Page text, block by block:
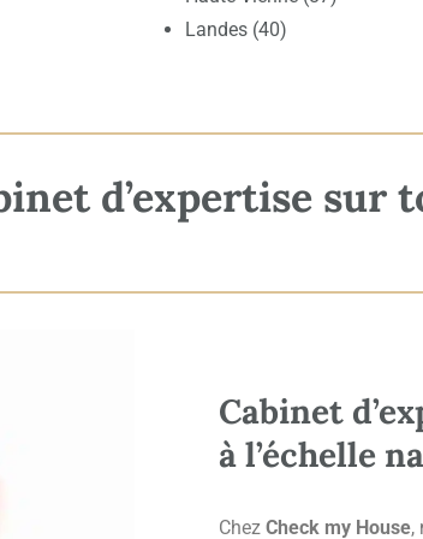
Landes (40)
d’expertise sur
Cabinet
à l’échelle
Chez Check my House,